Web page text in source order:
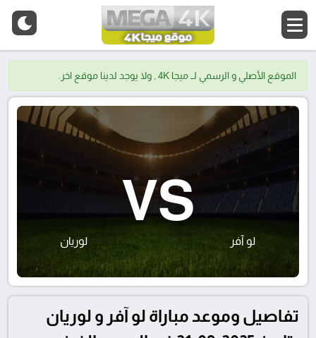
الموقع الأصلي و الرسمي لــ ميجا 4K , ولا يوجد لدينا موقع اخر.
لو آفر
VS
لوريان
تفاصيل وموعد مباراة لو آفر و لوريان